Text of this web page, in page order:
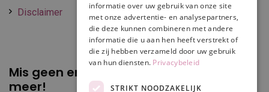
Disclaimer
Mis geen enkele
promotie of korting
meer!
informatie over uw gebruik van onze site
met onze advertentie- en analysepartners,
die deze kunnen combineren met andere
informatie die u aan hen heeft verstrekt of
die zij hebben verzameld door uw gebruik
van hun diensten. Privacybeleid
STRIKT NOODZAKELIJK